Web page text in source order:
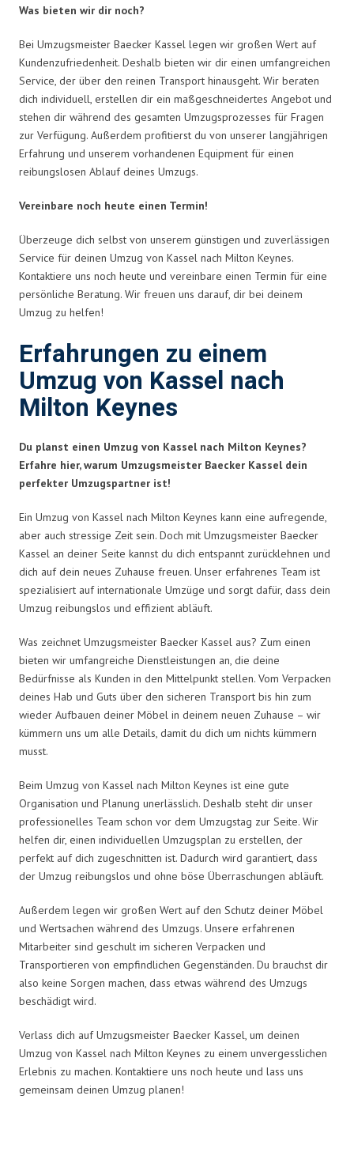
Was bieten wir dir noch?
Bei Umzugsmeister Baecker Kassel legen wir großen Wert auf
Kundenzufriedenheit. Deshalb bieten wir dir einen umfangreichen
Service, der über den reinen Transport hinausgeht. Wir beraten
dich individuell, erstellen dir ein maßgeschneidertes Angebot und
stehen dir während des gesamten Umzugsprozesses für Fragen
zur Verfügung. Außerdem profitierst du von unserer langjährigen
Erfahrung und unserem vorhandenen Equipment für einen
reibungslosen Ablauf deines Umzugs.
Vereinbare noch heute einen Termin!
Überzeuge dich selbst von unserem günstigen und zuverlässigen
Service für deinen Umzug von Kassel nach Milton Keynes.
Kontaktiere uns noch heute und vereinbare einen Termin für eine
persönliche Beratung. Wir freuen uns darauf, dir bei deinem
Umzug zu helfen!
Erfahrungen zu einem
Umzug von Kassel nach
Milton Keynes
Du planst einen Umzug von Kassel nach Milton Keynes?
Erfahre hier, warum Umzugsmeister Baecker Kassel dein
perfekter Umzugspartner ist!
Ein Umzug von Kassel nach Milton Keynes kann eine aufregende,
aber auch stressige Zeit sein. Doch mit Umzugsmeister Baecker
Kassel an deiner Seite kannst du dich entspannt zurücklehnen und
dich auf dein neues Zuhause freuen. Unser erfahrenes Team ist
spezialisiert auf internationale Umzüge und sorgt dafür, dass dein
Umzug reibungslos und effizient abläuft.
Was zeichnet Umzugsmeister Baecker Kassel aus? Zum einen
bieten wir umfangreiche Dienstleistungen an, die deine
Bedürfnisse als Kunden in den Mittelpunkt stellen. Vom Verpacken
deines Hab und Guts über den sicheren Transport bis hin zum
wieder Aufbauen deiner Möbel in deinem neuen Zuhause – wir
kümmern uns um alle Details, damit du dich um nichts kümmern
musst.
Beim Umzug von Kassel nach Milton Keynes ist eine gute
Organisation und Planung unerlässlich. Deshalb steht dir unser
professionelles Team schon vor dem Umzugstag zur Seite. Wir
helfen dir, einen individuellen Umzugsplan zu erstellen, der
perfekt auf dich zugeschnitten ist. Dadurch wird garantiert, dass
der Umzug reibungslos und ohne böse Überraschungen abläuft.
Außerdem legen wir großen Wert auf den Schutz deiner Möbel
und Wertsachen während des Umzugs. Unsere erfahrenen
Mitarbeiter sind geschult im sicheren Verpacken und
Transportieren von empfindlichen Gegenständen. Du brauchst dir
also keine Sorgen machen, dass etwas während des Umzugs
beschädigt wird.
Verlass dich auf Umzugsmeister Baecker Kassel, um deinen
Umzug von Kassel nach Milton Keynes zu einem unvergesslichen
Erlebnis zu machen. Kontaktiere uns noch heute und lass uns
gemeinsam deinen Umzug planen!